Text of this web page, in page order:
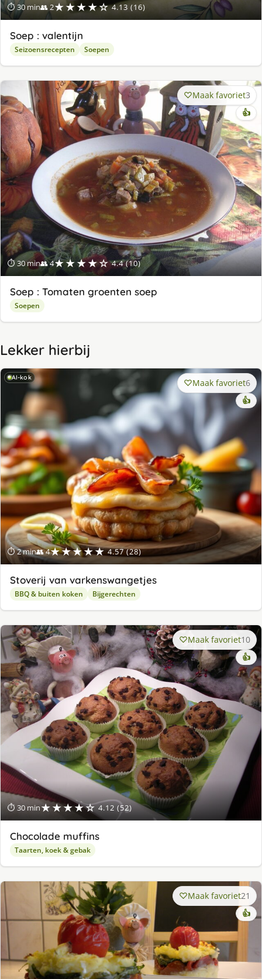
⏱ 30 min👥 2★★★★☆ 4.13 (16)
Soep : valentijn
Seizoensrecepten Soepen
⏱ 30 min👥 4★★★★☆ 4.4 (10)
Maak favoriet3
👍
Soep : Tomaten groenten soep
Soepen
Lekker hierbij
AI-kok
⏱ 2 min👥 4★★★★★ 4.57 (28)
Maak favoriet6
👍
Stoverij van varkenswangetjes
BBQ & buiten koken Bijgerechten
⏱ 30 min★★★★☆ 4.12 (52)
Maak favoriet10
👍
Chocolade muffins
Taarten, koek & gebak
Maak favoriet21
👍